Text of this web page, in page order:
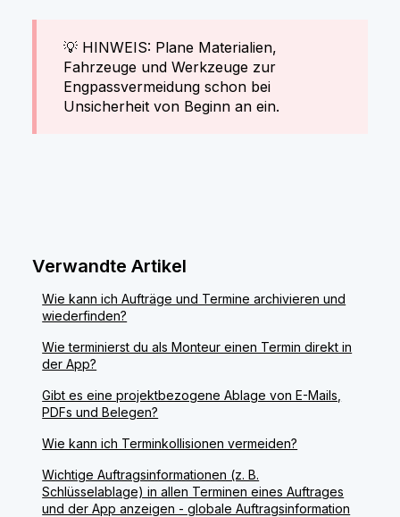
💡 HINWEIS: Plane Materialien,
Fahrzeuge und Werkzeuge zur
Engpassvermeidung schon bei
Unsicherheit von Beginn an ein.
Verwandte Artikel
Wie kann ich Aufträge und Termine archivieren und
wiederfinden?
Wie terminierst du als Monteur einen Termin direkt in
der App?
Gibt es eine projektbezogene Ablage von E-Mails,
PDFs und Belegen?
Wie kann ich Terminkollisionen vermeiden?
Wichtige Auftragsinformationen (z. B.
Schlüsselablage) in allen Terminen eines Auftrages
und der App anzeigen - globale Auftragsinformation